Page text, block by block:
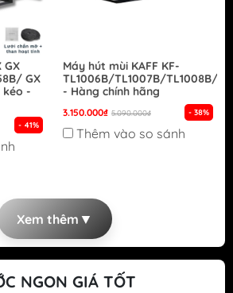
GX
GX
kéo -
- 41%
Máy hút mùi KAFF KF-
TL1006B/TL1007B/TL1008B/
- Hàng chính hãng
3.150.000₫ 5.090.000₫ - 38%
Thêm vào so sánh
Xem thêm ▼
NGON GIÁ TỐT